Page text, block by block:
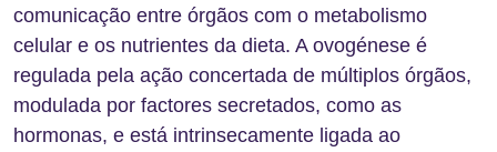
comunicação entre órgãos com o metabolismo
celular e os nutrientes da dieta. A ovogénese é
regulada pela ação concertada de múltiplos órgãos,
modulada por factores secretados, como as
hormonas, e está intrinsecamente ligada ao